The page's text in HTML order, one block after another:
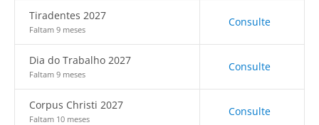
Tiradentes 2027
Faltam 9 meses
Consulte
Dia do Trabalho 2027
Faltam 9 meses
Consulte
Corpus Christi 2027
Faltam 10 meses
Consulte